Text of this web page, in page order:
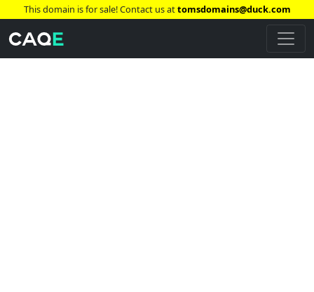
This domain is for sale! Contact us attomsdomains@duck.com